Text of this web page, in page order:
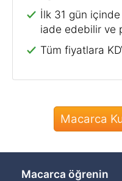
İlk 31 gün
iade edebilir ve
Tüm fiyatlara
Macarca
Macarca öğrenin